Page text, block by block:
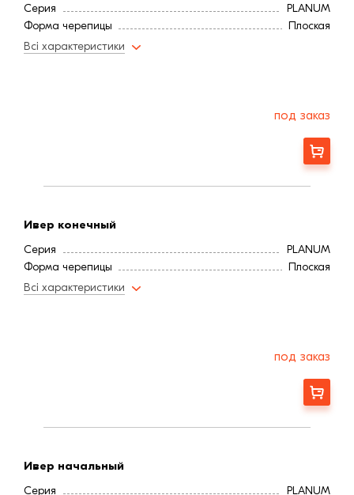
Серия
PLANUM
Форма черепицы
Плоская
Всі характеристики
под заказ
Заказать
Ивер конечный
Серия
PLANUM
Форма черепицы
Плоская
Всі характеристики
под заказ
Заказать
Ивер начальный
Серия PLANUM